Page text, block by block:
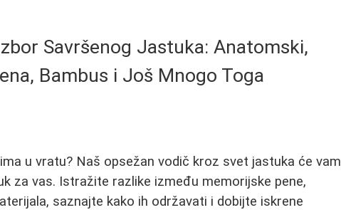
Savršenog Jastuka: Anatomski,
Bambus i Još Mnogo Toga
u vratu? Naš opsežan vodič kroz svet jastuka će vam
za vas. Istražite razlike između memorijske pene,
saznajte kako ih održavati i dobijte iskrene